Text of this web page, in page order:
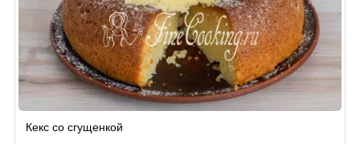
поКекс со сгущенкой